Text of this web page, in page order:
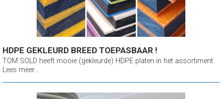
HDPE GEKLEURD BREED TOEPASBAAR !
TOM SOLD heeft mooie (gekleurde) HDPE platen in het assortiment.
Lees meer...